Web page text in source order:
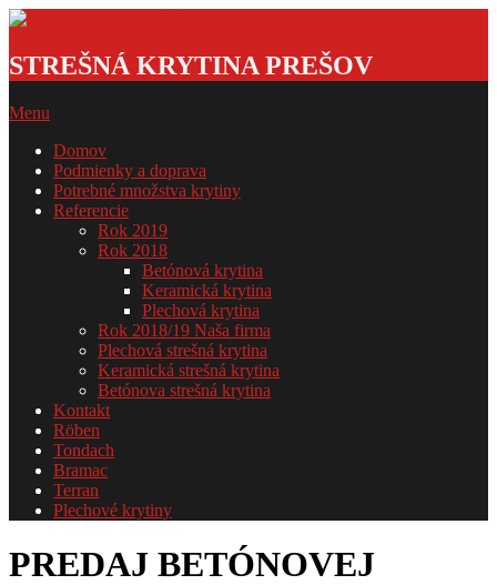
Skip
content
krytina
GSDOM
STREŠNÁ KRYTINA PREŠOV
Primary
Menu
Menu
Domov
Podmienky a doprava
Potrebné množstva krytiny
Referencie
Rok 2019
Rok 2018
Betónová krytina
Keramická krytina
Plechová krytina
Rok 2018/19 Naša firma
Plechová strešná krytina
Keramická strešná krytina
Betónova strešná krytina
Kontakt
Röben
Tondach
Bramac
Terran
Plechové krytiny
PREDAJ BETÓNOVEJ